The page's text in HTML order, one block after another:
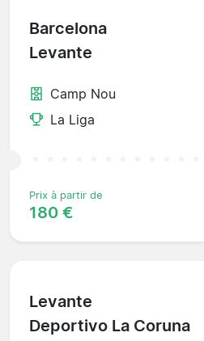
Barcelona
Levante
Camp Nou
La Liga
Prix à partir de
180 €
Levante
Deportivo La Coruna